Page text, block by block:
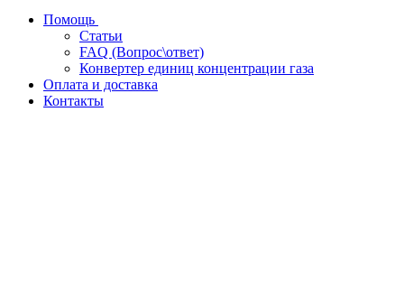
Помощь
Статьи
FAQ (Вопрос\ответ)
Конвертер единиц концентрации газа
Оплата и доставка
Контакты